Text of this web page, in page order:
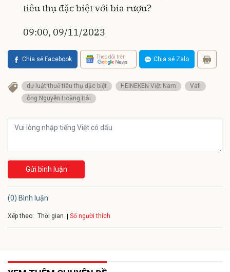
tiêu thụ đặc biệt với bia rượu?
09:00, 09/11/2023
Chia sẻ Facebook Theo dõi trên Chia sẻ Zalo
dự luật thuế tiêu thụ đặc biệt HEINEKEN Việt Nam
Vafi
ông Nguyễn Hoàng Hải
Gửi bình luận
(0) Bình luận
Xếp theo: Thời gian Số người thích